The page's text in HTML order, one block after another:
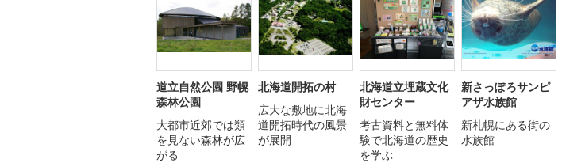
道立自然公園 野幌
森林公園
大都市近郊では類
を見ない森林が広
がる
北海道開拓の村
広大な敷地に北海
道開拓時代の風景
が展開
北海道立埋蔵文化
財センター
考古資料と無料体
験で北海道の歴史
を学ぶ
新さっぽろサンピ
アザ水族館
新札幌にある街の
水族館